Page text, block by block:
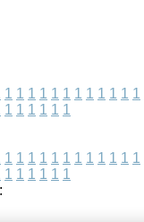
1 1 1 1 1 1 1 1 1 1 1 1
1 1 1 1 1 1
1 1 1 1 1 1 1 1 1 1 1 1
1 1 1 1 1 1